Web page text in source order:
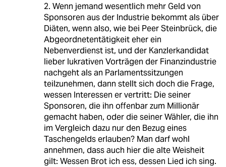
2. Wenn jemand wesentlich mehr Geld von
Sponsoren aus der Industrie bekommt als über
Diäten, wenn also, wie bei Peer Steinbrück, die
Abgeordnetentätigkeit eher ein
Nebenverdienst ist, und der Kanzlerkandidat
lieber lukrativen Vorträgen der Finanzindustrie
nachgeht als an Parlamentssitzungen
teilzunehmen, dann stellt sich doch die Frage,
wessen Interessen er vertritt: Die seiner
Sponsoren, die ihn offenbar zum Millionär
gemacht haben, oder die seiner Wähler, die ihn
im Vergleich dazu nur den Bezug eines
Taschengelds erlauben? Man darf wohl
annehmen, dass auch hier die alte Weisheit
gilt: Wessen Brot ich ess, dessen Lied ich sing.